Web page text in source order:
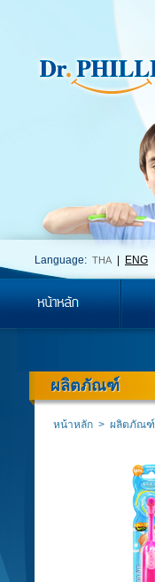
Language: THA ENG
ผลิตภัณฑ์
หน้าหลัก > ผลิตภัณฑ์